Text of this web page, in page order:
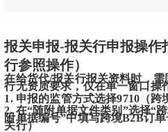
报关申报-报关行申报操作
行参照操作）
在给货代/报关行报关资料时，
行无资质要求，仅在单一窗口操
1. 申报的监管方式选择9710（跨
2. 在“随附单据文件类别”选择“
附单据编号”中填写跨境B2B订
关行）